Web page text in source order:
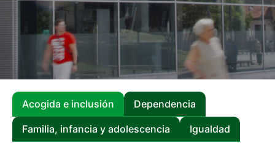
Acogida e inclusión Dependencia
Familia, infancia y adolescencia Igualdad